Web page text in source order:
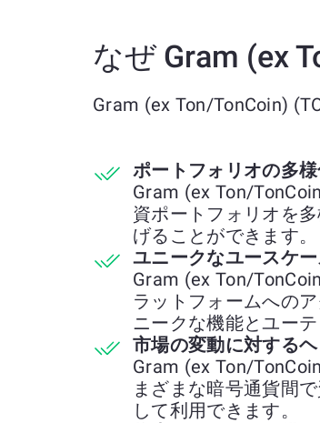
なぜ Gram (ex
Gram (ex Ton/TonCoin)
ポートフォリオの多
Gram (ex Ton/
資ポートフォリオを
げることができます。
ユニークなユースケ
Gram (ex Ton/
ラットフォームへの
ニークな機能とユー
市場の変動に対する
Gram (ex Ton/
まざまな暗号通貨間
して利用できます。